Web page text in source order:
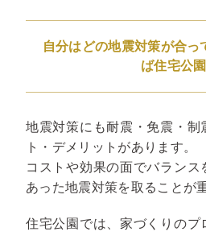
自分はどの地震対策が合っ
ば住宅公
地震対策にも耐震・免震・制
ト・デメリットがあります。
コストや効果の面でバランス
あった地震対策を取ることが
住宅公園では、家づくりのプ